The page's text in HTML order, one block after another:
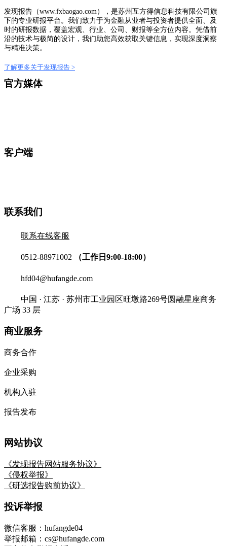
发现报告（www.fxbaogao.com），是苏州互方得信息科技有限公司旗
下的专业研报平台。我们致力于为金融从业者与投资者提供全面、及
时的研报数据，覆盖宏观、行业、公司、财报等全方位内容。凭借前
沿的技术与极简的设计，我们助您高效获取关键信息，实现深度洞察
与精准决策。
了解更多关于发现报告 >
官方媒体
客户端
联系我们
联系在线客服
0512-88971002 （工作日9:00-18:00）
hfd04@hufangde.com
中国 · 江苏 · 苏州市工业园区旺墩路269号圆融星座商务
广场 33 层
商业服务
商务合作
企业采购
机构入驻
报告发布
网站协议
《发现报告网站服务协议》
《侵权举报》
《研选报告购前协议》
投诉举报
微信客服：hufangde04
举报邮箱：cs@hufangde.com